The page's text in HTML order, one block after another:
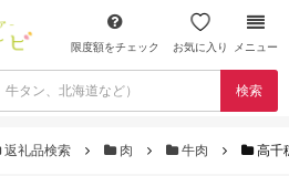
限度額をチェック お気に入り メニュー
検索
返礼品検索 肉 牛肉 高千